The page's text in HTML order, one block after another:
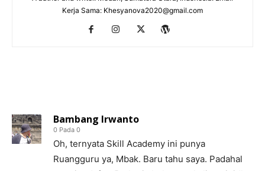
Kerja Sama: Khesyanova2020@gmail.com
Bambang Irwanto
0 Pada 0
Oh, ternyata Skill Academy ini punya
Ruangguru ya, Mbak. Baru tahu saya. Padahal